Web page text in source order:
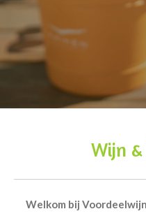
Wijn
Welkom bij